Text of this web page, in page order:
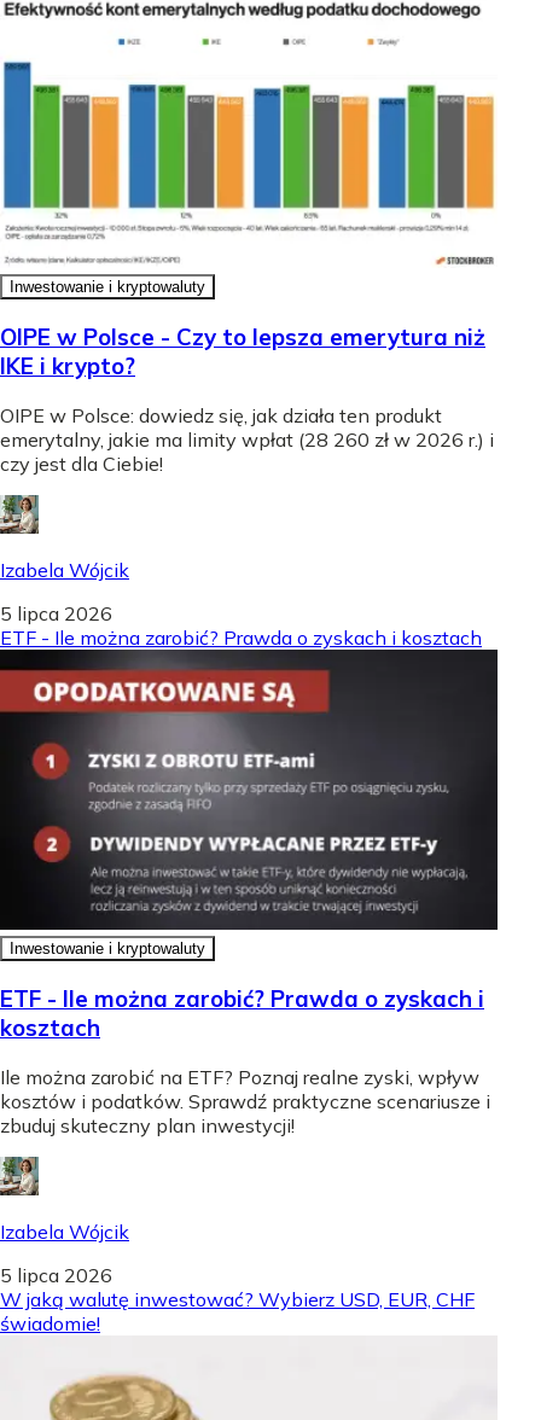
Inwestowanie i kryptowaluty
OIPE w Polsce - Czy to lepsza emerytura niż
IKE i krypto?
OIPE w Polsce: dowiedz się, jak działa ten produkt
emerytalny, jakie ma limity wpłat (28 260 zł w 2026 r.) i
czy jest dla Ciebie!
Izabela Wójcik
5 lipca 2026
ETF - Ile można zarobić? Prawda o zyskach i kosztach
Inwestowanie i kryptowaluty
ETF - Ile można zarobić? Prawda o zyskach i
kosztach
Ile można zarobić na ETF? Poznaj realne zyski, wpływ
kosztów i podatków. Sprawdź praktyczne scenariusze i
zbuduj skuteczny plan inwestycji!
Izabela Wójcik
5 lipca 2026
W jaką walutę inwestować? Wybierz USD, EUR, CHF
świadomie!